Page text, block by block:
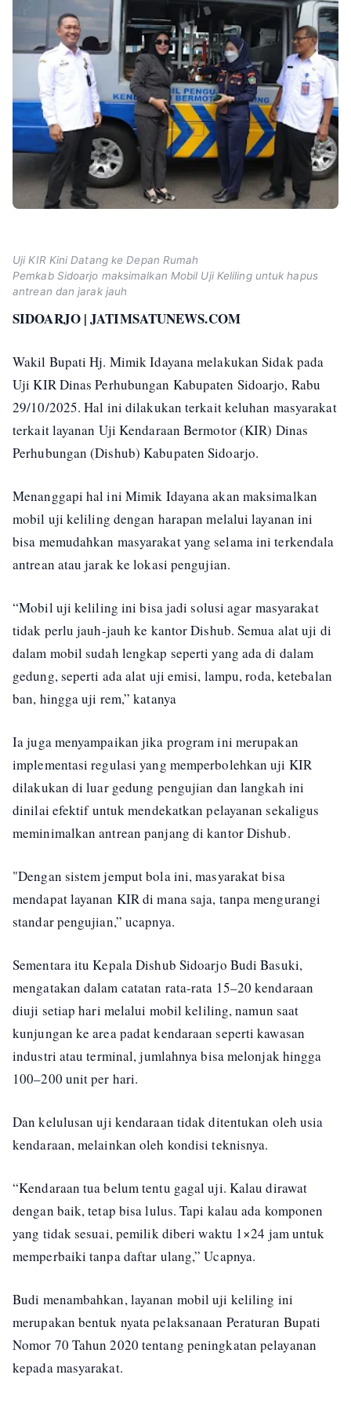
Uji KIR Kini Datang ke Depan Rumah
Pemkab Sidoarjo maksimalkan Mobil Uji Keliling untuk hapus
antrean dan jarak jauh
SIDOARJO | JATIMSATUNEWS.COM
Wakil Bupati Hj. Mimik Idayana melakukan Sidak pada
Uji KIR Dinas Perhubungan Kabupaten Sidoarjo, Rabu
29/10/2025. Hal ini dilakukan terkait keluhan masyarakat
terkait layanan Uji Kendaraan Bermotor (KIR) Dinas
Perhubungan (Dishub) Kabupaten Sidoarjo.
Menanggapi hal ini Mimik Idayana akan maksimalkan
mobil uji keliling dengan harapan melalui layanan ini
bisa memudahkan masyarakat yang selama ini terkendala
antrean atau jarak ke lokasi pengujian.
“Mobil uji keliling ini bisa jadi solusi agar masyarakat
tidak perlu jauh-jauh ke kantor Dishub. Semua alat uji di
dalam mobil sudah lengkap seperti yang ada di dalam
gedung, seperti ada alat uji emisi, lampu, roda, ketebalan
ban, hingga uji rem,” katanya
Ia juga menyampaikan jika program ini merupakan
implementasi regulasi yang memperbolehkan uji KIR
dilakukan di luar gedung pengujian dan langkah ini
dinilai efektif untuk mendekatkan pelayanan sekaligus
meminimalkan antrean panjang di kantor Dishub.
"Dengan sistem jemput bola ini, masyarakat bisa
mendapat layanan KIR di mana saja, tanpa mengurangi
standar pengujian,” ucapnya.
Sementara itu Kepala Dishub Sidoarjo Budi Basuki,
mengatakan dalam catatan rata-rata 15–20 kendaraan
diuji setiap hari melalui mobil keliling, namun saat
kunjungan ke area padat kendaraan seperti kawasan
industri atau terminal, jumlahnya bisa melonjak hingga
100–200 unit per hari.
Dan kelulusan uji kendaraan tidak ditentukan oleh usia
kendaraan, melainkan oleh kondisi teknisnya.
“Kendaraan tua belum tentu gagal uji. Kalau dirawat
dengan baik, tetap bisa lulus. Tapi kalau ada komponen
yang tidak sesuai, pemilik diberi waktu 1×24 jam untuk
memperbaiki tanpa daftar ulang,” Ucapnya.
Budi menambahkan, layanan mobil uji keliling ini
merupakan bentuk nyata pelaksanaan Peraturan Bupati
Nomor 70 Tahun 2020 tentang peningkatan pelayanan
kepada masyarakat.